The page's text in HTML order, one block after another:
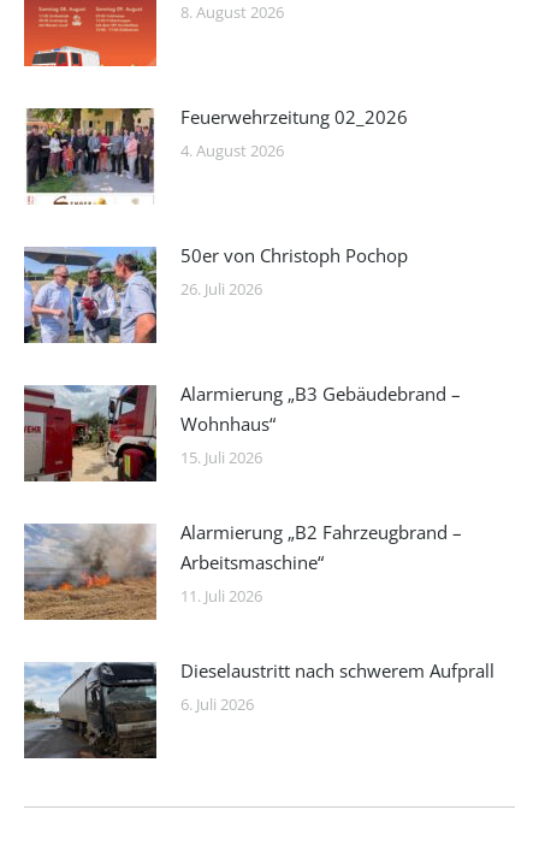
8. August 2026
Feuerwehrzeitung 02_2026
4. August 2026
50er von Christoph Pochop
26. Juli 2026
Alarmierung „B3 Gebäudebrand –
Wohnhaus“
15. Juli 2026
Alarmierung „B2 Fahrzeugbrand –
Arbeitsmaschine“
11. Juli 2026
Dieselaustritt nach schwerem Aufprall
6. Juli 2026